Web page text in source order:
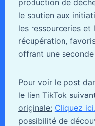
production de
le soutien aux
les ressourceries et
récupération,
offrant une
Pour voir le post
le lien TikTok
originale: Cliquez ici.
possibilité de